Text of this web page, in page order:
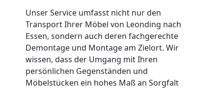
Unser Service umfasst nicht nur den
Transport Ihrer Möbel von Leonding nach
Essen, sondern auch deren fachgerechte
Demontage und Montage am Zielort. Wir
wissen, dass der Umgang mit Ihren
persönlichen Gegenständen und
Möbelstücken ein hohes Maß an Sorgfalt
Küchenumzug
Leonding
Umzug